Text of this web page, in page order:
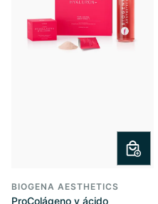
BIOGENA AESTHETICS
ProColágeno y ácido